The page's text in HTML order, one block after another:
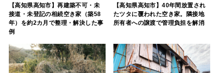
【高知県高知市】再建築不可・未
接道・未登記の相続空き家（築58
年）を約2カ月で整理・解決した事
例
【高知県高知市】40年間放置され
たツタに覆われた空き家。隣接地
所有者への譲渡で管理負担を解消